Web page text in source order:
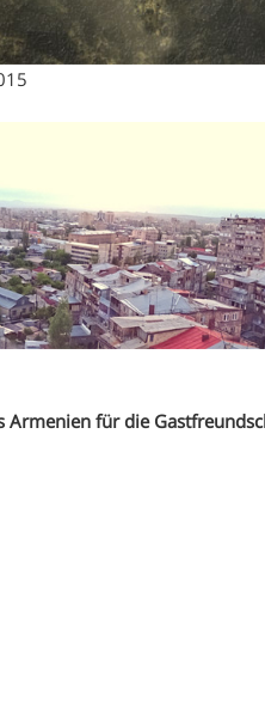
Armenien für die